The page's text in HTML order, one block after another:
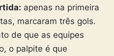
apenas na primeira
marcaram três gols.
de que as equipes
o palpite é que